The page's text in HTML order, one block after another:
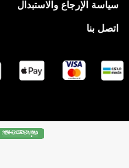
سياسة الإرجاع والاستبدال
اتصل بنا